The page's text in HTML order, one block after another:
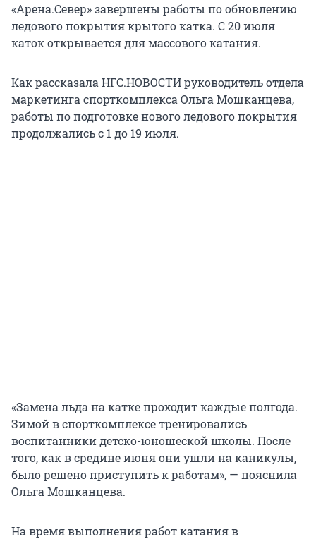
«Арена.Север» завершены работы по обновлению
ледового покрытия крытого катка. С 20 июля
каток открывается для массового катания.
Как рассказала НГС.НОВОСТИ руководитель отдела
маркетинга спорткомплекса Ольга Мошканцева,
работы по подготовке нового ледового покрытия
продолжались с 1 до 19 июля.
«Замена льда на катке проходит каждые полгода.
Зимой в спорткомплексе тренировались
воспитанники детско-юношеской школы. После
того, как в средине июня они ушли на каникулы,
было решено приступить к работам», — пояснила
Ольга Мошканцева.
На время выполнения работ катания в